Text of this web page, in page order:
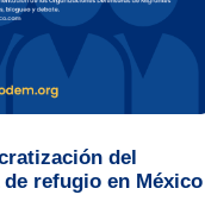
del
refugio en México